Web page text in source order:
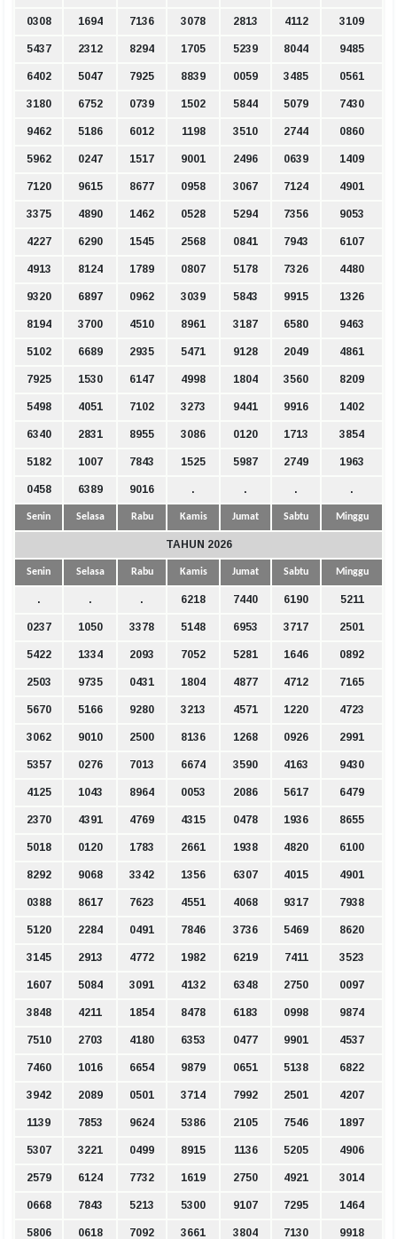
0308 1694 7136 3078 2813 4112 3109
5437 2312 8294 1705 5239 8044 9485
6402 5047 7925 8839 0059 3485 0561
3180 6752 0739 1502 5844 5079 7430
9462 5186 6012 1198 3510 2744 0860
5962 0247 1517 9001 2496 0639 1409
7120 9615 8677 0958 3067 7124 4901
3375 4890 1462 0528 5294 7356 9053
4227 6290 1545 2568 0841 7943 6107
4913 8124 1789 0807 5178 7326 4480
9320 6897 0962 3039 5843 9915 1326
8194 3700 4510 8961 3187 6580 9463
5102 6689 2935 5471 9128 2049 4861
7925 1530 6147 4998 1804 3560 8209
5498 4051 7102 3273 9441 9916 1402
6340 2831 8955 3086 0120 1713 3854
5182 1007 7843 1525 5987 2749 1963
0458 6389 9016 . . . .
Senin Selasa Rabu Kamis Jumat Sabtu Minggu
TAHUN 2026
Senin Selasa Rabu Kamis Jumat Sabtu Minggu
. . . 6218 7440 6190 5211
0237 1050 3378 5148 6953 3717 2501
5422 1334 2093 7052 5281 1646 0892
2503 9735 0431 1804 4877 4712 7165
5670 5166 9280 3213 4571 1220 4723
3062 9010 2500 8136 1268 0926 2991
5357 0276 7013 6674 3590 4163 9430
4125 1043 8964 0053 2086 5617 6479
2370 4391 4769 4315 0478 1936 8655
5018 0120 1783 2661 1938 4820 6100
8292 9068 3342 1356 6307 4015 4901
0388 8617 7623 4551 4068 9317 7938
5120 2284 0491 7846 3736 5469 8620
3145 2913 4772 1982 6219 7411 3523
1607 5084 3091 4132 6348 2750 0097
3848 4211 1854 8478 6183 0998 9874
7510 2703 4180 6353 0477 9901 4537
7460 1016 6654 9879 0651 5138 6822
3942 2089 0501 3714 7992 2501 4207
1139 7853 9624 5386 2105 7546 1897
5307 3221 0499 8915 1136 5205 4906
2579 6124 7732 1619 2750 4921 3014
0668 7843 5213 5300 9107 7295 1464
5806 0618 7092 3661 3804 7130 9918